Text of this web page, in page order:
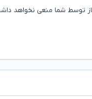
توسط شما منعی نخواهد